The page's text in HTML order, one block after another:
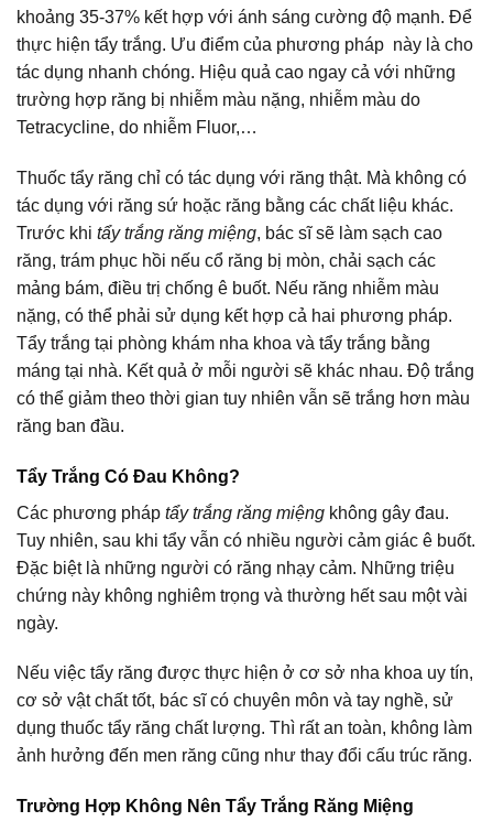
khoảng 35-37% kết hợp với ánh sáng cường độ mạnh. Để
thực hiện tẩy trắng. Ưu điểm của phương pháp này là cho
tác dụng nhanh chóng. Hiệu quả cao ngay cả với những
trường hợp răng bị nhiễm màu nặng, nhiễm màu do
Tetracycline, do nhiễm Fluor,…
Thuốc tẩy răng chỉ có tác dụng với răng thật. Mà không có
tác dụng với răng sứ hoặc răng bằng các chất liệu khác.
Trước khi tẩy trắng răng miệng, bác sĩ sẽ làm sạch cao
răng, trám phục hồi nếu cổ răng bị mòn, chải sạch các
mảng bám, điều trị chống ê buốt. Nếu răng nhiễm màu
nặng, có thể phải sử dụng kết hợp cả hai phương pháp.
Tẩy trắng tại phòng khám nha khoa và tẩy trắng bằng
máng tại nhà. Kết quả ở mỗi người sẽ khác nhau. Độ trắng
có thể giảm theo thời gian tuy nhiên vẫn sẽ trắng hơn màu
răng ban đầu.
Tẩy Trắng Có Đau Không?
Các phương pháp tẩy trắng răng miệng không gây đau.
Tuy nhiên, sau khi tẩy vẫn có nhiều người cảm giác ê buốt.
Đặc biệt là những người có răng nhạy cảm. Những triệu
chứng này không nghiêm trọng và thường hết sau một vài
ngày.
Nếu việc tẩy răng được thực hiện ở cơ sở nha khoa uy tín,
cơ sở vật chất tốt, bác sĩ có chuyên môn và tay nghề, sử
dụng thuốc tẩy răng chất lượng. Thì rất an toàn, không làm
ảnh hưởng đến men răng cũng như thay đổi cấu trúc răng.
Trường Hợp Không Nên Tẩy Trắng Răng Miệng